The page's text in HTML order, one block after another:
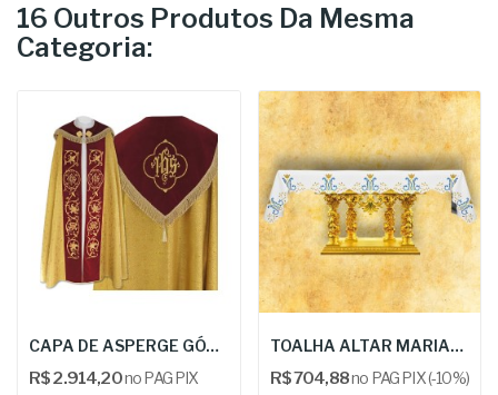
16 Outros Produtos Da Mesma
Categoria:
CAPA DE ASPERGE GÓTICA - KOR KP22b
R$ 2.914,20no PAG PIX
TOALHA ALTAR MARIANA "MÃE DE DEUS" - URB:...
R$ 704,88no PAG PIX (-10%)